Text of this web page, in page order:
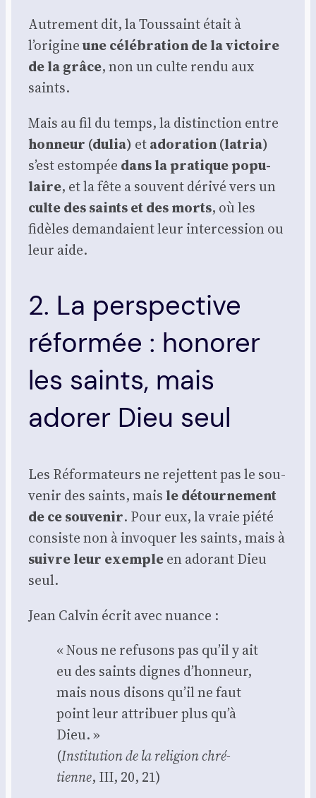
Autre­ment dit, la Tous­saint était à
l’origineune célé­bra­tion de la vic­toire
de la grâce, non un culte ren­du aux
saints.
Mais au fil du temps, la dis­tinc­tion entre
hon­neur (dulia) etado­ra­tion (latria)
s’est estom­pée dans la pra­tique popu­
laire, et la fête a sou­vent déri­vé vers un
culte des saints et des morts, où les
fidèles deman­daient leur inter­ces­sion ou
leur aide.
2. La perspective
réformée : honorer
les saints, mais
adorer Dieu seul
Les Réfor­ma­teurs ne rejettent pas le sou­
ve­nir des saints, mais le détour­ne­ment
de ce sou­ve­nir. Pour eux, la vraie pié­té
consiste non à invo­quer les saints, mais à
suivre leur exempleen ado­rant Dieu
seul.
Jean Cal­vin écrit avec nuance :
« Nous ne refu­sons pas qu’il y ait
eu des saints dignes d’honneur,
mais nous disons qu’il ne faut
point leur attri­buer plus qu’à
Dieu. »
(Ins­ti­tu­tion de la reli­gion chré­
tienne, III, 20, 21)